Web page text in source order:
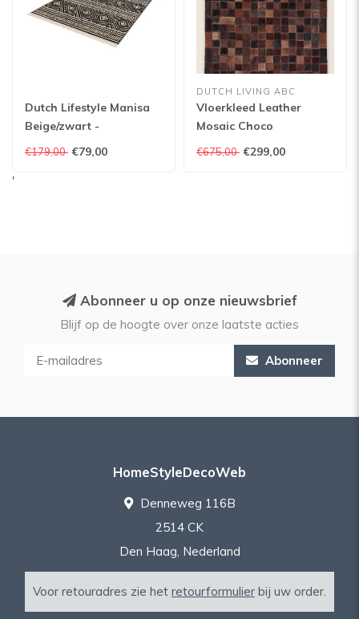
Dutch Lifestyle Manisa
Beige/zwart -
Polypropyleen/Katoen/Polyester
€179,00 €79,00
DUTCH LIVING ABC
Vloerkleed Leather
Mosaic Choco
verkrijgbaar in
€675,00 €299,00
'
Abonneer u op onze nieuwsbrief
Blijf op de hoogte over onze laatste acties
Abonneer
HomeStyleDecoWeb
Denneweg 116B
2514 CK
Den Haag, Nederland
Voor retouradres zie het retourformulier bij uw order.